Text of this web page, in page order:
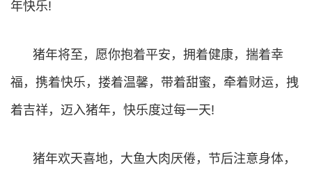
年快乐!
猪年将至，愿你抱着平安，拥着健康，揣着幸
福，携着快乐，搂着温馨，带着甜蜜，牵着财运，拽
着吉祥，迈入猪年，快乐度过每一天!
猪年欢天喜地，大鱼大肉厌倦，节后注意身体，